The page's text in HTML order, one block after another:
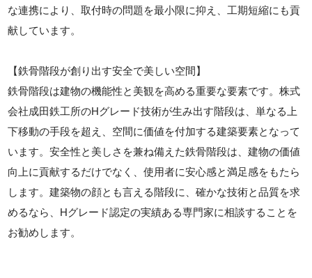
な連携により、取付時の問題を最小限に抑え、工期短縮にも貢
献しています。
【鉄骨階段が創り出す安全で美しい空間】
鉄骨階段は建物の機能性と美観を高める重要な要素です。株式
会社成田鉄工所のHグレード技術が生み出す階段は、単なる上
下移動の手段を超え、空間に価値を付加する建築要素となって
います。安全性と美しさを兼ね備えた鉄骨階段は、建物の価値
向上に貢献するだけでなく、使用者に安心感と満足感をもたら
します。建築物の顔とも言える階段に、確かな技術と品質を求
めるなら、Hグレード認定の実績ある専門家に相談することを
お勧めします。